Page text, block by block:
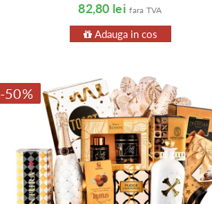
82,80 lei fara TVA
Adauga in cos
-50%